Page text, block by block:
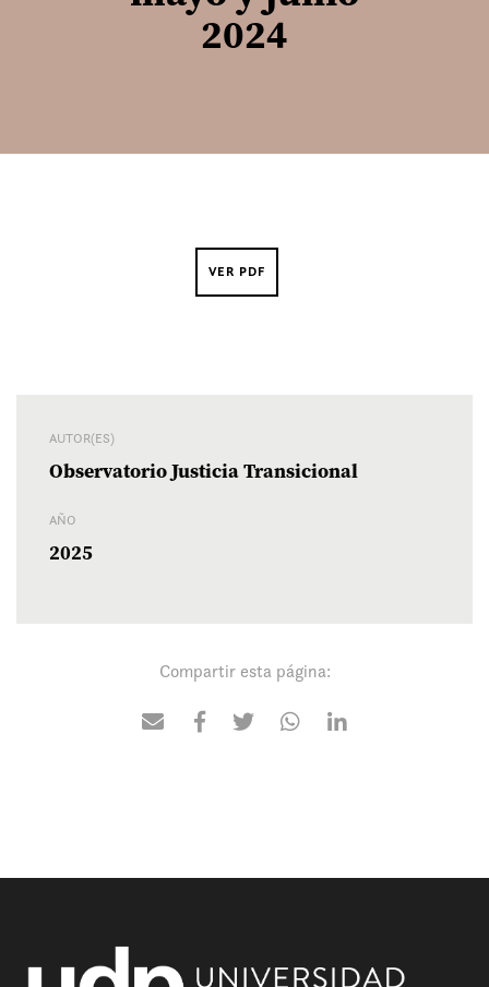
2024
VER PDF
AUTOR(ES)
Observatorio Justicia Transicional
AÑO
2025
Compartir esta página: